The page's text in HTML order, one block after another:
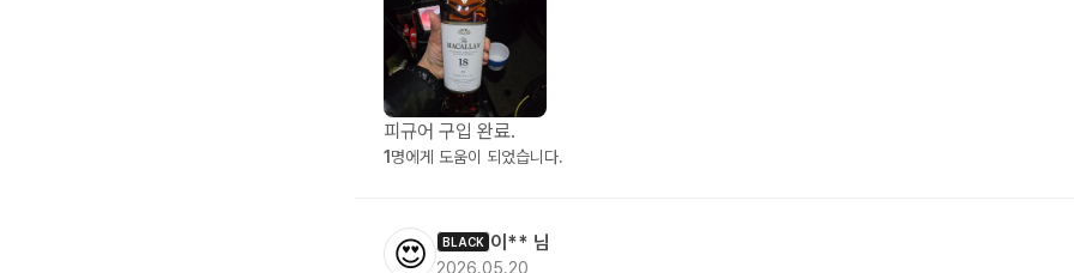
피규어 구입 완료.
1 명에게 도움이 되었습니다.
😍 BLACK 이** 님
2026.05.20